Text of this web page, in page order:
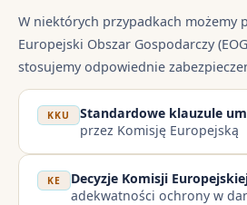
W niektórych przypadkach możemy
Europejski Obszar Gospodarczy
stosujemy odpowiednie
KKU Standardowe klauzule
przez Komisję Europejską
KE Decyzje Komisji
adekwatności ochrony w